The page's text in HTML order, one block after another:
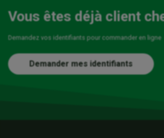
Vous êtes déjà client
Demandez vos identifiants pour commander en ligne
Demander mes identifiants